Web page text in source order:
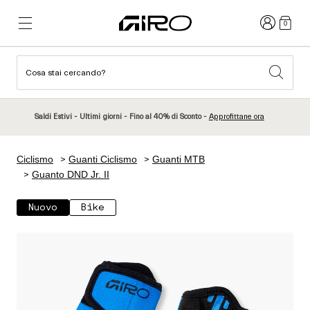
Novità e tendenze
Nuovi Arrivi
Caschi
Caschi da Strada
Caschi per Bambino
Novità e tendenze
Nuovi Arrivi
Caschi
Sci
Accedi
0
Cosa stai cercando?
Saldi Estivi - Ultimi giorni - Fino al 40% di Sconto - Approfittane ora
Ciclismo Guanti Ciclismo
Guanti MTB
Guanto DND Jr. II
Nuovo Bike